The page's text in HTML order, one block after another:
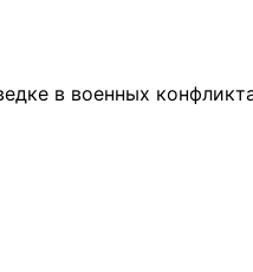
в военных